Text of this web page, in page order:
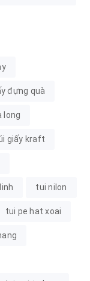
đựng quà
long
giấy kraft
tui nilon
tui pe hat xoai